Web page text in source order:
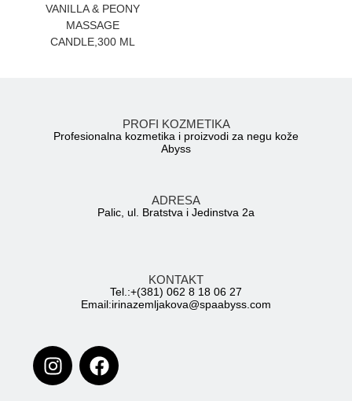
VANILLA & PEONY
MASSAGE
CANDLE,300 ML
PROFI KOZMETIKA
Profesionalna kozmetika i proizvodi za negu kože
Abyss
ADRESA
Palic, ul. Bratstva i Jedinstva 2a
KONTAKT
Tel.:+(381) 062 8 18 06 27
Email:irinazemljakova@spaabyss.com